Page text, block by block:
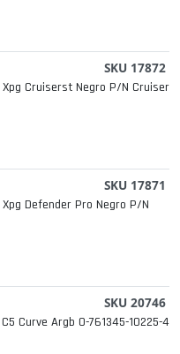
SKU 17872
Cruiserst Negro P/n Cruiser
SKU 17871
Defender Pro Negro P/n
SKU 20746
Gabinete Gamer Antec C5 Curve Argb 0-761345-10225-4